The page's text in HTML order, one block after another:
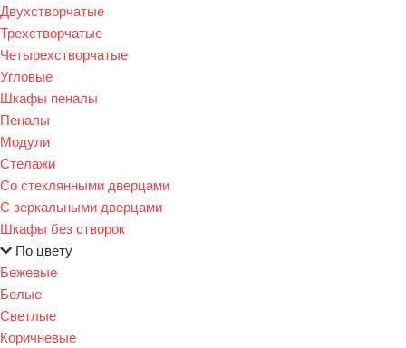
Двухстворчатые
Трехстворчатые
Четырехстворчатые
Угловые
Шкафы пеналы
Пеналы
Модули
Стелажи
Со стеклянными дверцами
С зеркальными дверцами
Шкафы без створок
По цвету
Бежевые
Белые
Светлые
Коричневые